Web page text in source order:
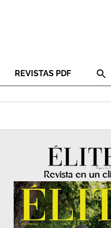
REVISTAS PDF
Revista en un